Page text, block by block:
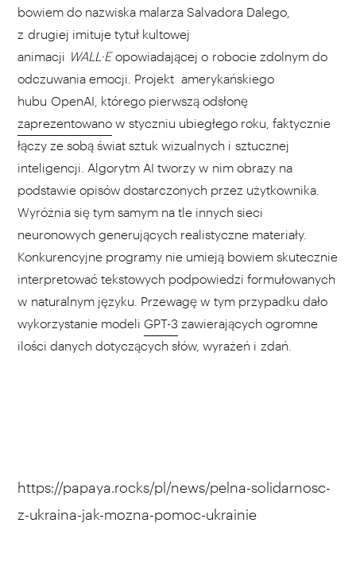
bowiem do nazwiska malarza Salvadora Dalego,
z drugiej imituje tytuł kultowej
animacji WALL·Eopowiadającej o robocie zdolnym do
odczuwania emocji. Projekt amerykańskiego
hubu OpenAI, którego pierwszą odsłonę
zaprezentowano w styczniu ubiegłego roku, faktycznie
łączy ze sobą świat sztuk wizualnych i sztucznej
inteligencji. Algorytm AI tworzy w nim obrazy na
podstawie opisów dostarczonych przez użytkownika.
Wyróżnia się tym samym na tle innych sieci
neuronowych generujących realistyczne materiały.
Konkurencyjne programy nie umieją bowiem skutecznie
interpretować tekstowych podpowiedzi formułowanych
w naturalnym języku. Przewagę w tym przypadku dało
wykorzystanie modeli GPT-3 zawierających ogromne
ilości danych dotyczących słów, wyrażeń i zdań.
https://papaya.rocks/pl/news/pelna-solidarnosc-
z-ukraina-jak-mozna-pomoc-ukrainie